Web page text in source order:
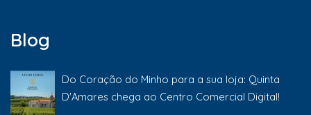
Blog
Do Coração do Minho para a sua loja: Quinta
D'Amares chega ao Centro Comercial Digital!